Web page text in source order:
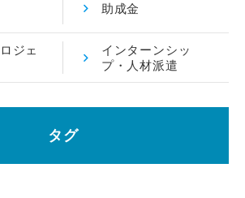
助成金
ジェ
インターンシッ
プ・人材派遣
タグ